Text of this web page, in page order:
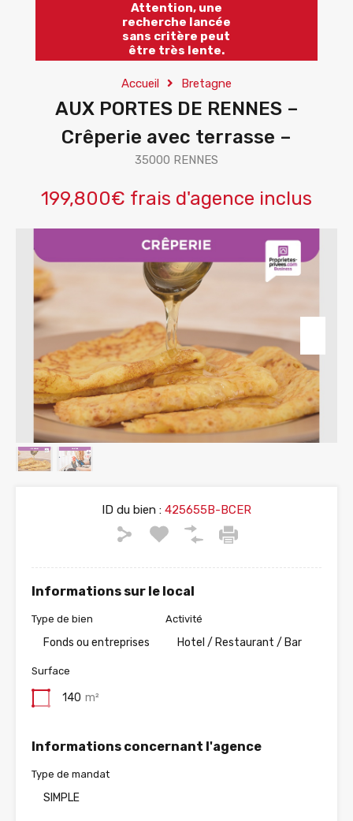
Attention, une
recherche lancée
sans critère peut
être très lente.
Accueil Bretagne
AUX PORTES DE RENNES –
Crêperie avec terrasse –
35000 RENNES
199,800€ frais d'agence inclus
ID du bien : 425655B-BCER
Informations sur le local
Type de bien
Fonds ou entreprises
Activité
Hotel / Restaurant / Bar
Surface
140 m²
Informations concernant l'agence
Type de mandat
SIMPLE